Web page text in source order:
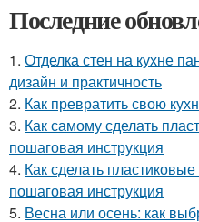
Последние
1. Отделка стен на кухне
дизайн и практичность
2. Как превратить свою
3. Как самому сделать
пошаговая инструкция
4. Как сделать
пошаговая инструкция
5. Весна или осень: как